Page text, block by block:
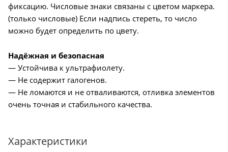
фиксацию. Числовые знаки связаны с цветом маркера.
(только числовые) Если надпись стереть, то число
можно будет определить по цвету.
Надёжная и безопасная
— Устойчива к ультрафиолету.
— Не содержит галогенов.
— Не ломаются и не отваливаются, отливка элементов
очень точная и стабильного качества.
Характеристики